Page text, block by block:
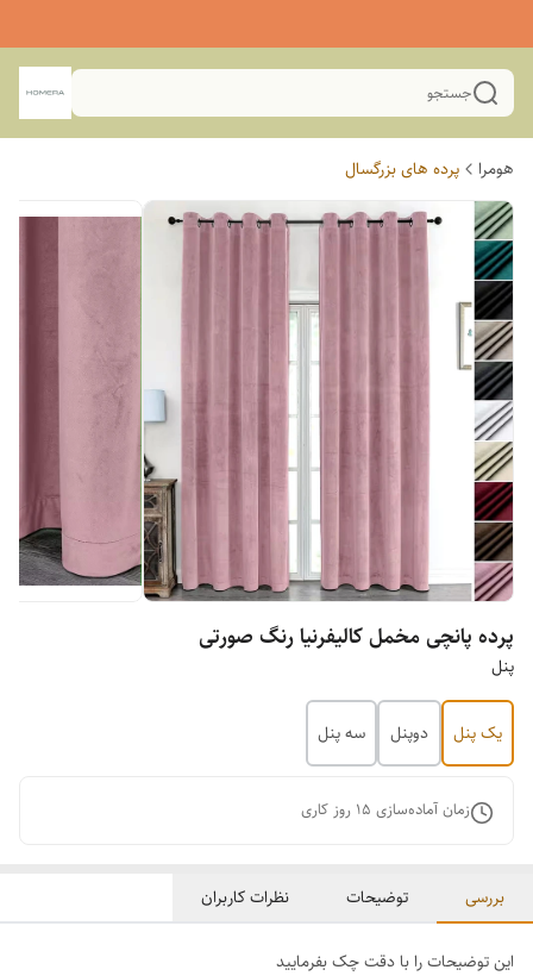
جستجو
هومرا پرده های بزرگسال
پرده پانچی مخمل کالیفرنیا رنگ صورتی
پنل
یک پنل دوپنل سه پنل
زمان آماده‌سازی 15 روز کاری
بررسی توضیحات نظرات کاربران
این توضیحات را با دقت چک بفرمایید